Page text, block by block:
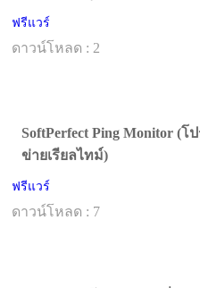
ฟรีแวร์
ดาวน์โหลด : 2
SoftPerfect Ping Monitor (
ข่ายเรียลไทม์)
ฟรีแวร์
ดาวน์โหลด : 7